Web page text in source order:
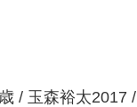
/ 玉森裕太2017 /